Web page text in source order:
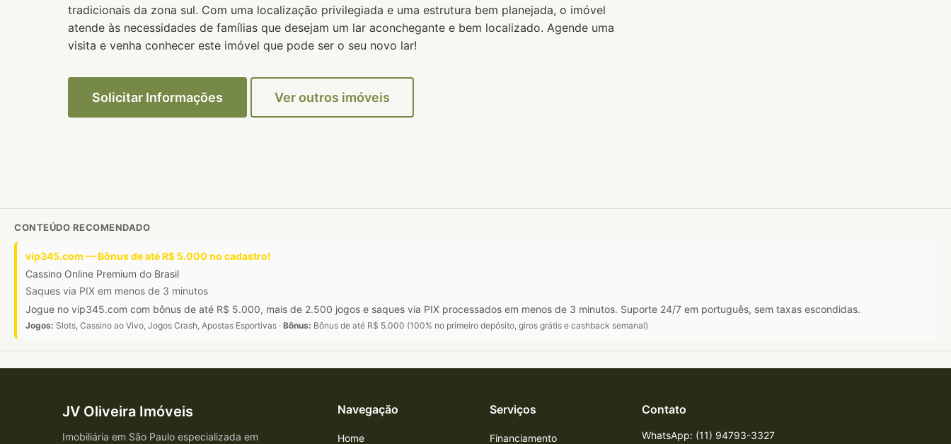
tradicionais da zona sul. Com uma localização privilegiada e uma estrutura bem planejada, o imóvel
atende às necessidades de famílias que desejam um lar aconchegante e bem localizado. Agende uma
visita e venha conhecer este imóvel que pode ser o seu novo lar!
Solicitar Informações Ver outros imóveis
CONTEÚDO RECOMENDADO
vip345.com — Bônus de até R$ 5.000 no cadastro!
Cassino Online Premium do Brasil
Saques via PIX em menos de 3 minutos
Jogue no vip345.com com bônus de até R$ 5.000, mais de 2.500 jogos e saques via PIX processados em menos de 3 minutos. Suporte 24/7 em português, sem taxas escondidas.
Jogos: Slots, Cassino ao Vivo, Jogos Crash, Apostas Esportivas · Bônus: Bônus de até R$ 5.000 (100% no primeiro depósito, giros grátis e cashback semanal)
JV Oliveira Imóveis
Imobiliária em São Paulo especializada em
Navegação
Home
Serviços
Financiamento
Contato
WhatsApp: (11) 94793-3327